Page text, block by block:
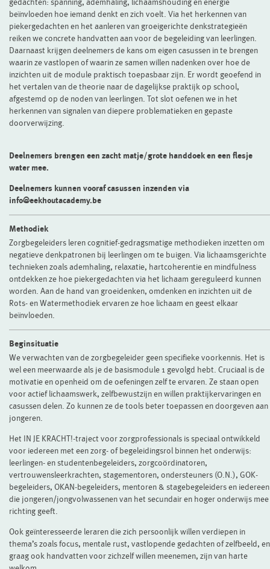
beïnvloeden hoe iemand denkt en zich voelt. Via het herkennen van
piekergedachten en het aanleren van groeigerichte denkstrategieën
reiken we concrete handvatten aan voor de begeleiding van leerlingen.
Daarnaast krijgen deelnemers de kans om eigen casussen in te brengen
waarin ze vastlopen of waarin ze samen willen nadenken over hoe de
inzichten uit de module praktisch toepasbaar zijn. Er wordt geoefend in
het vertalen van de theorie naar de dagelijkse praktijk op school,
afgestemd op de noden van leerlingen. Tot slot oefenen we in het
herkennen van signalen van diepere problematieken en gepaste
doorverwijzing.
Deelnemers brengen een zacht matje/grote handdoek en een flesje
water mee.
Deelnemers kunnen vooraf casussen inzenden via
info@eekhoutacademy.be
Methodiek
Zorgbegeleiders leren cognitief-gedragsmatige methodieken inzetten om
negatieve denkpatronen bij leerlingen om te buigen. Via lichaamsgerichte
technieken zoals ademhaling, relaxatie, hartcoherentie en mindfulness
ontdekken ze hoe piekergedachten via het lichaam gereguleerd kunnen
worden. Aan de hand van groeidenken, omdenken en inzichten uit de
Rots- en Watermethodiek ervaren ze hoe lichaam en geest elkaar
beïnvloeden.
Beginsituatie
We verwachten van de zorgbegeleider geen specifieke voorkennis. Het is
wel een meerwaarde als je de basismodule 1 gevolgd hebt. Cruciaal is de
motivatie en openheid om de oefeningen zelf te ervaren. Ze staan open
voor actief lichaamswerk, zelfbewustzijn en willen praktijkervaringen en
casussen delen. Zo kunnen ze de tools beter toepassen en doorgeven aan
jongeren.
Het IN JE KRACHT!-traject voor zorgprofessionals is speciaal ontwikkeld
voor iedereen met een zorg- of begeleidingsrol binnen het onderwijs:
leerlingen- en studentenbegeleiders, zorgcoördinatoren,
vertrouwensleerkrachten, stagementoren, ondersteuners (O.N.), GOK-
begeleiders, OKAN-begeleiders, mentoren & stagebegeleiders en iedereen
die jongeren/jongvolwassenen van het secundair en hoger onderwijs mee
richting geeft.
Ook geïnteresseerde leraren die zich persoonlijk willen verdiepen in
thema’s zoals focus, mentale rust, vastlopende gedachten of zelfbeeld, en
graag ook handvatten voor zichzelf willen meenemen, zijn van harte